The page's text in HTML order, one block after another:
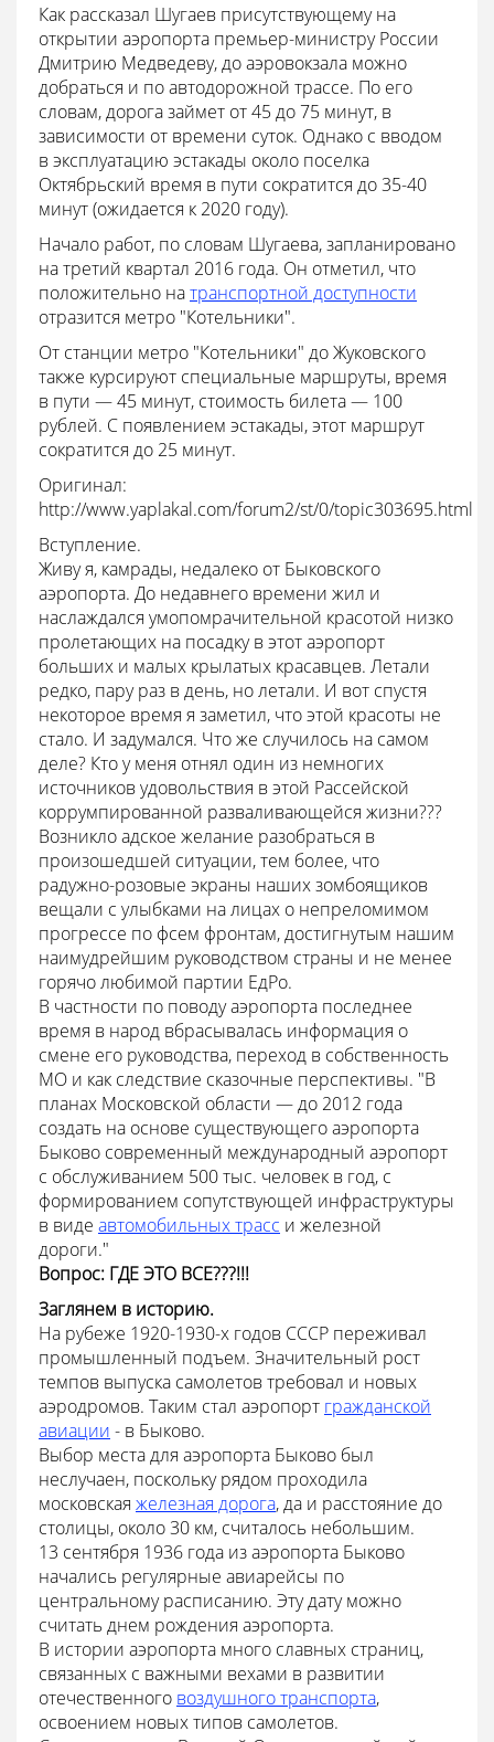
Как рассказал Шугаев присутствующему на
открытии аэропорта премьер-министру России
Дмитрию Медведеву, до аэровокзала можно
добраться и по автодорожной трассе. По его
словам, дорога займет от 45 до 75 минут, в
зависимости от времени суток. Однако с вводом
в эксплуатацию эстакады около поселка
Октябрьский время в пути сократится до 35-40
минут (ожидается к 2020 году).
Начало работ, по словам Шугаева, запланировано
на третий квартал 2016 года. Он отметил, что
положительно натранспортной доступности
отразится метро "Котельники".
От станции метро "Котельники" до Жуковского
также курсируют специальные маршруты, время
в пути — 45 минут, стоимость билета — 100
рублей. С появлением эстакады, этот маршрут
сократится до 25 минут.
Оригинал:
http://www.yaplakal.com/forum2/st/0/topic303695.html
Вступление.
Живу я, камрады, недалеко от Быковского
аэропорта. До недавнего времени жил и
наслаждался умопомрачительной красотой низко
пролетающих на посадку в этот аэропорт
больших и малых крылатых красавцев. Летали
редко, пару раз в день, но летали. И вот спустя
некоторое время я заметил, что этой красоты не
стало. И задумался. Что же случилось на самом
деле? Кто у меня отнял один из немногих
источников удовольствия в этой Рассейской
коррумпированной разваливающейся жизни???
Возникло адское желание разобраться в
произошедшей ситуации, тем более, что
радужно-розовые экраны наших зомбоящиков
вещали с улыбками на лицах о непреломимом
прогрессе по фсем фронтам, достигнутым нашим
наимудрейшим руководством страны и не менее
горячо любимой партии ЕдРо.
В частности по поводу аэропорта последнее
время в народ вбрасывалась информация о
смене его руководства, переход в собственность
МО и как следствие сказочные перспективы. "В
планах Московской области — до 2012 года
создать на основе существующего аэропорта
Быково современный международный аэропорт
с обслуживанием 500 тыс. человек в год, с
формированием сопутствующей инфраструктуры
в виде автомобильных трасс и железной
дороги."
Вопрос: ГДЕ ЭТО ВСЕ???!!!
Заглянем в историю.
На рубеже 1920-1930-х годов СССР переживал
промышленный подъем. Значительный рост
темпов выпуска самолетов требовал и новых
аэродромов. Таким стал аэропорт гражданской
авиации - в Быково.
Выбор места для аэропорта Быково был
неслучаен, поскольку рядом проходила
московская железная дорога, да и расстояние до
столицы, около 30 км, считалось небольшим.
13 сентября 1936 года из аэропорта Быково
начались регулярные авиарейсы по
центральному расписанию. Эту дату можно
считать днем рождения аэропорта.
В истории аэропорта много славных страниц,
связанных с важными вехами в развитии
отечественного воздушного транспорта,
освоением новых типов самолетов.